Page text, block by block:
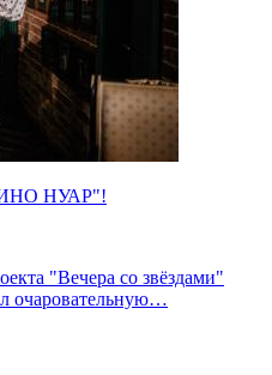
НУАР"!
"Вечера со звёздами"
очаровательную…